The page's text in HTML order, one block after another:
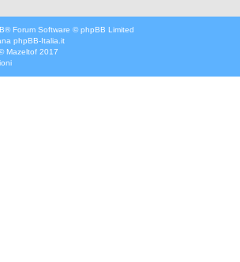
® Forum Software © phpBB Limited
phpBB-Italia.it
Mazeltof 2017